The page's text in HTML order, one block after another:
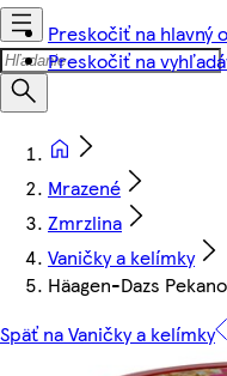
Preskočiť na hlavný
Preskočiť na
Mrazené
Zmrzlina
Vaničky a kelímky
Häagen-Dazs
Späť na Vaničky a kelímky